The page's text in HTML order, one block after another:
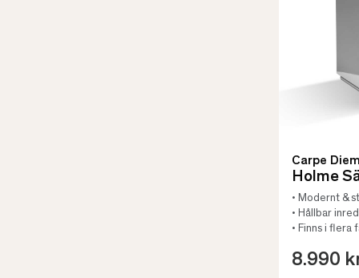
Carpe
Holme
• Modernt &
• Hållbar
• Finns i flera
8.990